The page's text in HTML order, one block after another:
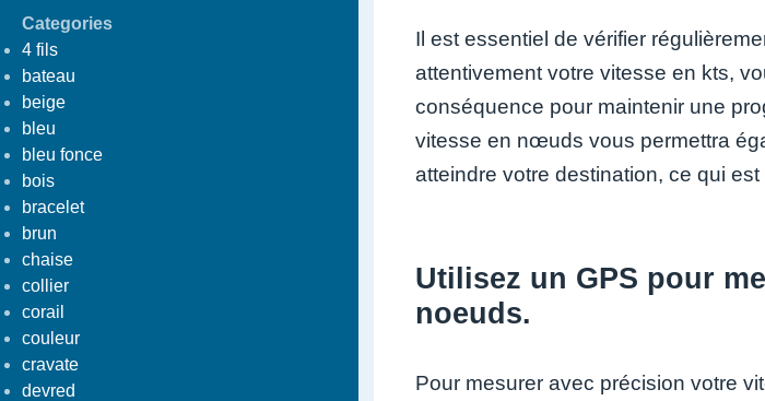
Categories
4 fils
bateau
beige
bleu
bleu fonce
bois
bracelet
brun
chaise
collier
corail
couleur
cravate
devred
Il est essentiel de vérifier
attentivement votre vitesse en kts,
conséquence pour maintenir une
vitesse en nœuds vous permettra
atteindre votre destination, ce qui
Utilisez un GPS pour
noeuds.
Pour mesurer avec précision votre